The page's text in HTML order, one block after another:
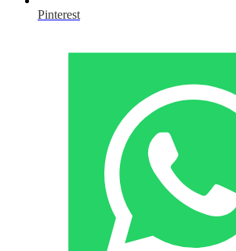
Pinterest